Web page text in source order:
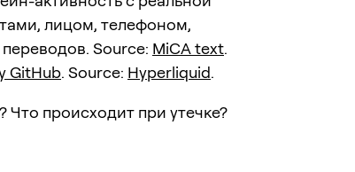
лицом, телефоном,
Source: MiCA text.
GitHub. Source: Hyperliquid.
Что происходит при утечке?